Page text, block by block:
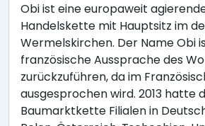
Obi ist eine europaweit
Handelskette mit Hauptsitz im
Wermelskirchen. Der Name Obi
französische Aussprache des
zurückzuführen, da im
ausgesprochen wird. 2013 hatte
Baumarktkette Filialen in